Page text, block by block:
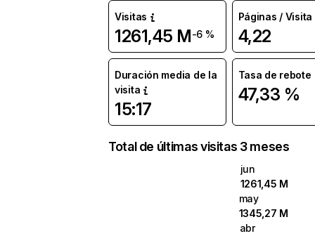
Visitas
1261,45 M-6 %
Páginas / Visita
4,22
Duración media de la
visita
15:17
Tasa de rebote
47,33 %
Total de últimas visitas 3 meses
jun
1261,45 M
may
1345,27 M
abr